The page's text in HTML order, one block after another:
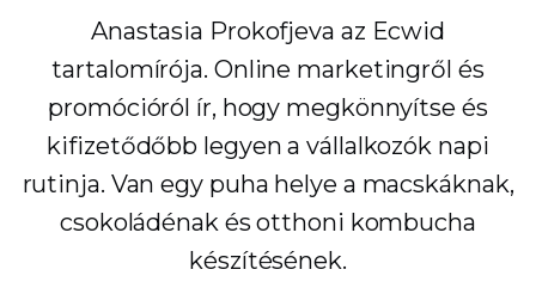
Anastasia Prokofjeva az Ecwid
tartalomírója. Online marketingről és
promócióról ír, hogy megkönnyítse és
kifizetődőbb legyen a vállalkozók napi
rutinja. Van egy puha helye a macskáknak,
csokoládénak és otthoni kombucha
készítésének.